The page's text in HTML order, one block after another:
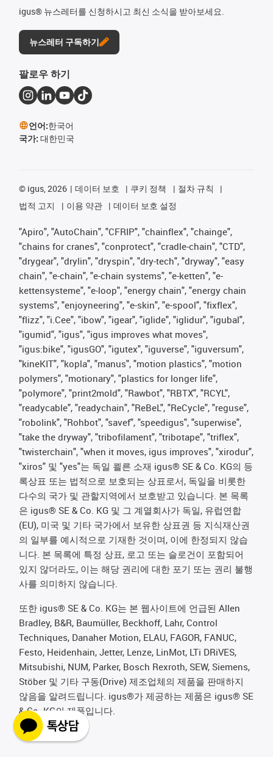
igus® 뉴스레터를 신청하시고 최신 소식을 받아보세요.
뉴스레터 구독하기
팔로우 하기
언어:한국어
국가: 대한민국
© igus, 2026 데이터 보호 쿠키 정책
절차 규칙
법적 고지
이용 약관 데이터 보호 설정
"Apiro", "AutoChain", "CFRIP", "chainflex", "chainge",
"chains for cranes", "conprotect", "cradle-chain", "CTD",
"drygear", "drylin", "dryspin", "dry-tech", "dryway", "easy
chain", "e-chain", "e-chain systems", "e-ketten", "e-
kettensysteme", "e-loop", "energy chain", "energy chain
systems", "enjoyneering", "e-skin", "e-spool", "fixflex",
"flizz", "i.Cee", "ibow", "igear", "iglide", "iglidur", "igubal",
"igumid", "igus", "igus improves what moves",
"igus:bike", "igusGO", "igutex", "iguverse", "iguversum",
"kineKIT", "kopla", "manus", "motion plastics", "motion
polymers", "motionary", "plastics for longer life",
"polymore", "print2mold", "Rawbot", "RBTX", "RCYL",
"readycable", "readychain", "ReBeL", "ReCycle", "reguse",
"robolink", "Rohbot", "savef", "speedigus", "superwise",
"take the dryway", "tribofilament", "tribotape", "triflex",
"twisterchain", "when it moves, igus improves", "xirodur",
"xiros" 및 "yes"는 독일 쾰른 소재 igus® SE & Co. KG의 등
록상표 또는 법적으로 보호되는 상표로서, 독일을 비롯한
다수의 국가 및 관할지역에서 보호받고 있습니다. 본 목록
은 igus® SE & Co. KG 및 그 계열회사가 독일, 유럽연합
(EU), 미국 및 기타 국가에서 보유한 상표권 등 지식재산권
의 일부를 예시적으로 기재한 것이며, 이에 한정되지 않습
니다. 본 목록에 특정 상표, 로고 또는 슬로건이 포함되어
있지 않더라도, 이는 해당 권리에 대한 포기 또는 권리 불행
사를 의미하지 않습니다.
또한 igus® SE & Co. KG는 본 웹사이트에 언급된 Allen
Bradley, B&R, Baumüller, Beckhoff, Lahr, Control
Techniques, Danaher Motion, ELAU, FAGOR, FANUC,
Festo, Heidenhain, Jetter, Lenze, LinMot, LTi DRiVES,
Mitsubishi, NUM, Parker, Bosch Rexroth, SEW, Siemens,
Stöber 및 기타 구동(Drive) 제조업체의 제품을 판매하지
않음을 알려드립니다. igus®가 제공하는 제품은 igus® SE
& Co. KG의 제품입니다.